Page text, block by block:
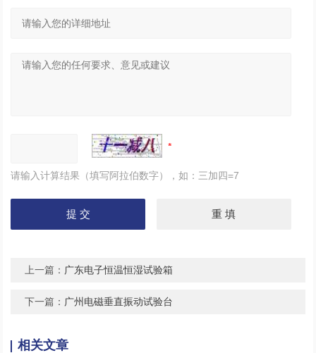
请输入计算结果（填写阿拉伯数字），如：三加四=7
上一篇： 广东电子恒温恒湿试验箱
下一篇： 广州电磁垂直振动试验台
相关文章